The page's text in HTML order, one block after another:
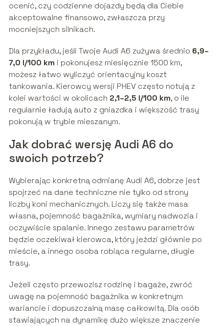
ocenić, czy codzienne dojazdy będą dla Ciebie
akceptowalne finansowo, zwłaszcza przy
mocniejszych silnikach.
Dla przykładu, jeśli Twoje Audi A6 zużywa średnio 6,9–
7,0 l/100 km i pokonujesz miesięcznie 1500 km,
możesz łatwo wyliczyć orientacyjny koszt
tankowania. Kierowcy wersji PHEV często notują z
kolei wartości w okolicach 2,1–2,5 l/100 km, o ile
regularnie ładują auto z gniazdka i większość trasy
pokonują w trybie mieszanym.
Jak dobrać wersję Audi A6 do
swoich potrzeb?
Wybierając konkretną odmianę Audi A6, dobrze jest
spojrzeć na dane techniczne nie tylko od strony
liczby koni mechanicznych. Liczy się także masa
własna, pojemność bagażnika, wymiary nadwozia i
oczywiście spalanie. Innego zestawu parametrów
będzie oczekiwał kierowca, który jeździ głównie po
mieście, a innego osoba robiąca regularne, długie
trasy.
Jeżeli często przewozisz rodzinę i bagaże, zwróć
uwagę na pojemność bagażnika w konkretnym
wariancie i dopuszczalną masę całkowitą. Dla osób
stawiających na dynamikę dużo większe znaczenie